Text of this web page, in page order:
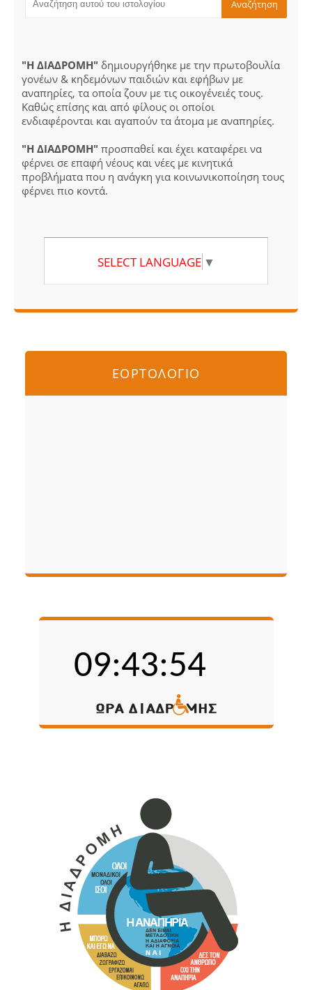
"Η ΔΙΑΔΡΟΜΗ" δημιουργήθηκε με την πρωτοβουλία
γονέων & κηδεμόνων παιδιών και εφήβων με
αναπηρίες, τα οποία ζουν με τις οικογένειές τους.
Καθώς επίσης και από φίλους οι οποίοι
ενδιαφέρονται και αγαπούν τα άτομα με αναπηρίες.
"Η ΔΙΑΔΡΟΜΗ" προσπαθεί και έχει καταφέρει να
φέρνει σε επαφή νέους και νέες με κινητικά
προβλήματα που η ανάγκη για κοινωνικοποίηση τους
φέρνει πιο κοντά.
SELECT LANGUAGE ▼
ΕΟΡΤΟΛΟΓΙΟ